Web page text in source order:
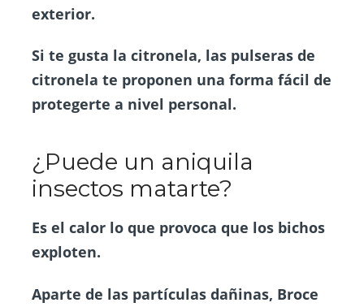
exterior.
Si te gusta la citronela, las pulseras de
citronela te proponen una forma fácil de
protegerte a nivel personal.
¿Puede un aniquila
insectos matarte?
Es el calor lo que provoca que los bichos
exploten.
Aparte de las partículas dañinas, Broce